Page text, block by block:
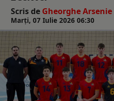
Scris de Gheorghe Arsenie
Marți, 07 Iulie 2026 06:30